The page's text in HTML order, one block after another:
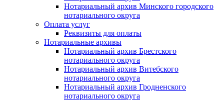
Нотариальный архив Минского городского
нотариального округа
Оплата услуг
Реквизиты для оплаты
Нотариальные архивы
Нотариальный архив Брестского
нотариального округа
Нотариальный архив Витебского
нотариального округа
Нотариальный архив Гродненского
нотариального округа